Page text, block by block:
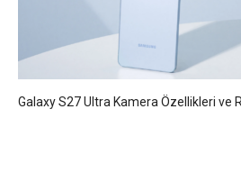
Galaxy S27 Ultra Kamera Özellikleri ve